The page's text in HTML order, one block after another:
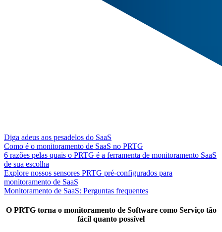
Diga adeus aos pesadelos do SaaS
Como é o monitoramento de SaaS no PRTG
6 razões pelas quais o PRTG é a ferramenta de monitoramento SaaS
de sua escolha
Explore nossos sensores PRTG pré-configurados para
monitoramento de SaaS
Monitoramento de SaaS: Perguntas frequentes
O PRTG torna o monitoramento de Software como Serviço tão
fácil quanto possível